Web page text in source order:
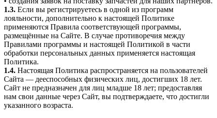
1.3. Если вы регистрируетесь в одной из программ
лояльности, дополнительно к настоящей Политике
применяются Правила соответствующей программы,
размещённые на Сайте. В случае противоречия между
Правилами программы и настоящей Политикой в части
обработки персональных данных применяется настоящая
Политика.
1.4. Настоящая Политика распространяется на пользователей
Сайта — дееспособных физических лиц, достигших 18 лет.
Сайт не предназначен для лиц младше 18 лет; предоставляя
нам свои данные через Сайт, вы подтверждаете, что достигли
указанного возраста.